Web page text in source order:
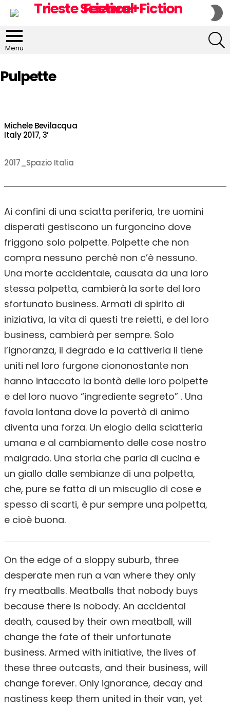
Menu
Pulpette
Michele Bevilacqua
Italy 2017, 3’
2017_Spazio Italia
Ai confini di una sciatta periferia, tre uomini
disperati gestiscono un furgoncino dove
friggono solo polpette. Polpette che non
compra nessuno perchè non c’è nessuno.
Una morte accidentale, causata da una loro
stessa polpetta, cambierà la sorte del loro
sfortunato business. Armati di spirito di
iniziativa, la vita di questi tre reietti, e del loro
business, cambierà per sempre. Solo
l’ignoranza, il degrado e la cattiveria li tiene
uniti nel loro furgone ciononostante non
hanno intaccato la bontà delle loro polpette
e del loro nuovo “ingrediente segreto” . Una
favola lontana dove la povertà di animo
diventa una forza. Un elogio della sciatteria
umana e al cambiamento delle cose nostro
malgrado. Una storia che parla di cucina e
un giallo dalle sembianze di una polpetta,
che, pure se fatta di un miscuglio di cose e
spesso di scarti, è pur sempre una polpetta,
e cioè buona.
On the edge of a sloppy suburb, three
desperate men run a van where they only
fry meatballs. Meatballs that nobody buys
because there is nobody. An accidental
death, caused by their own meatball, will
change the fate of their unfortunate
business. Armed with initiative, the lives of
these three outcasts, and their business, will
change forever. Only ignorance, decay and
nastiness keep them united in their van, yet